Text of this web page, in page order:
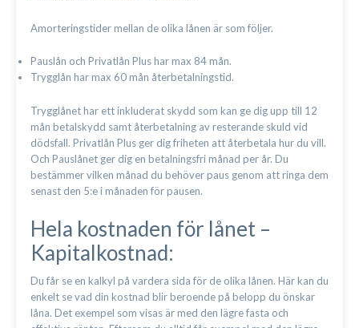
Amorteringstider mellan de olika lånen är som följer.
Pauslån och Privatlån Plus har max 84 mån.
Trygglån har max 60 mån återbetalningstid.
Trygglånet har ett inkluderat skydd som kan ge dig upp till 12
mån betalskydd samt återbetalning av resterande skuld vid
dödsfall. Privatlån Plus ger dig friheten att återbetala hur du vill.
Och Pauslånet ger dig en betalningsfri månad per år. Du
bestämmer vilken månad du behöver paus genom att ringa dem
senast den 5:e i månaden för pausen.
Hela kostnaden för lånet –
Kapitalkostnad:
Du får se en kalkyl på vardera sida för de olika lånen. Här kan du
enkelt se vad din kostnad blir beroende på belopp du önskar
låna. Det exempel som visas är med den lägre fasta och